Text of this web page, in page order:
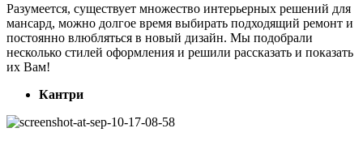
Разумеется, существует множество интерьерных решений для
мансард, можно долгое время выбирать подходящий ремонт и
постоянно влюбляться в новый дизайн. Мы подобрали
несколько стилей оформления и решили рассказать и показать
их Вам!
Кантри